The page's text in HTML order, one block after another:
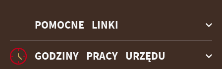
POMOCNE LINKI
GODZINY PRACY URZĘDU